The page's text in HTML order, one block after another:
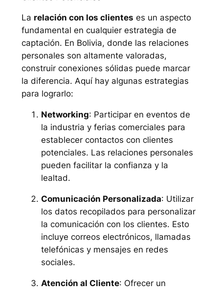
La relación con los clientes es un aspecto
fundamental en cualquier estrategia de
captación. En Bolivia, donde las relaciones
personales son altamente valoradas,
construir conexiones sólidas puede marcar
la diferencia. Aquí hay algunas estrategias
para lograrlo:
Networking: Participar en eventos de
la industria y ferias comerciales para
establecer contactos con clientes
potenciales. Las relaciones personales
pueden facilitar la confianza y la
lealtad.
Comunicación Personalizada: Utilizar
los datos recopilados para personalizar
la comunicación con los clientes. Esto
incluye correos electrónicos, llamadas
telefónicas y mensajes en redes
sociales.
Atención al Cliente: Ofrecer un